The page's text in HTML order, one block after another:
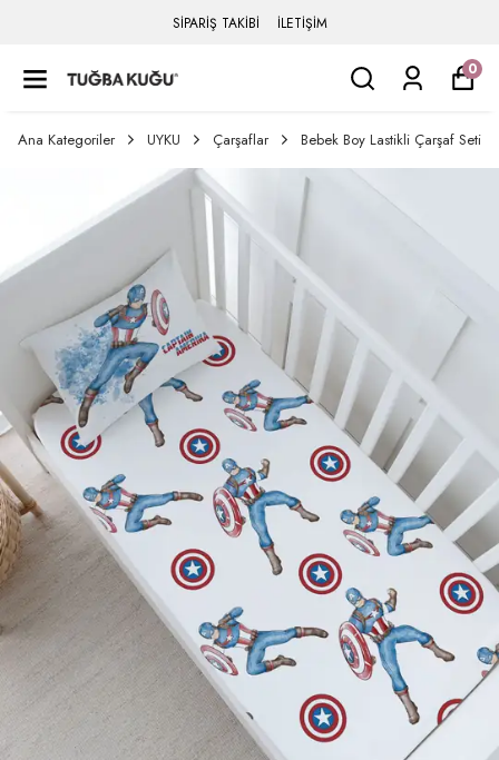
SİPARİŞ TAKİBİ İLETİŞİM
0
Ana Kategoriler UYKU Çarşaflar Bebek Boy Lastikli Çarşaf Seti